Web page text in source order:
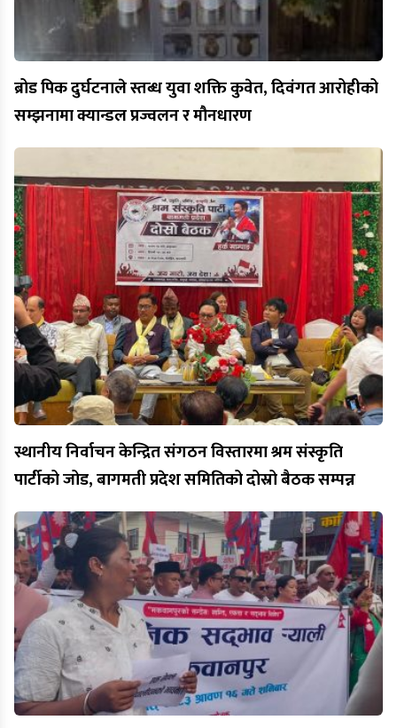
ब्रोड पिक दुर्घटनाले स्तब्ध युवा शक्ति कुवेत, दिवंगत आरोहीको
सम्झनामा क्यान्डल प्रज्वलन र मौनधारण
स्थानीय निर्वाचन केन्द्रित संगठन विस्तारमा श्रम संस्कृति
पार्टीको जोड, बागमती प्रदेश समितिको दोस्रो बैठक सम्पन्न